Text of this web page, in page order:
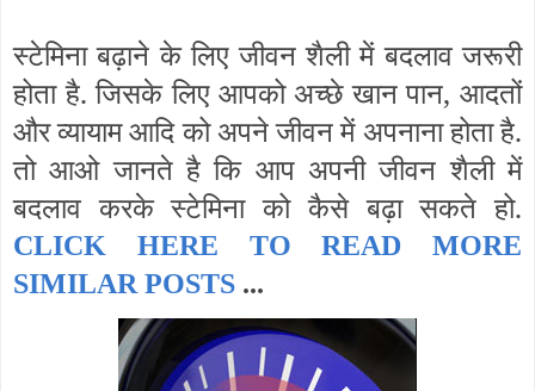
स्टेमिना बढ़ाने के लिए जीवन शैली में बदलाव जरूरी
होता है. जिसके लिए आपको अच्छे खान पान, आदतों
और व्यायाम आदि को अपने जीवन में अपनाना होता है.
तो आओ जानते है कि आप अपनी जीवन शैली में
बदलाव करके स्टेमिना को कैसे बढ़ा सकते हो.
CLICK HERE TO READ MORE
SIMILAR POSTS ...